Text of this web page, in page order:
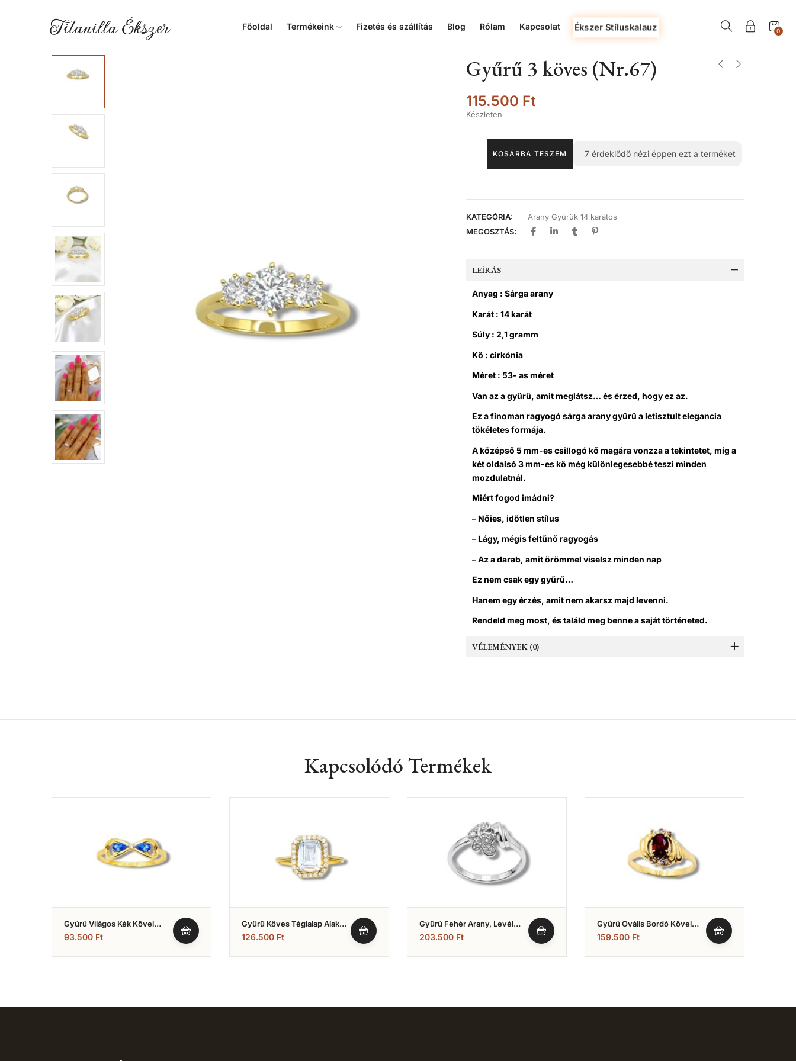
Titanilla Ékszer Főoldal Termékeink Fizetés és szállítás Blog Rólam Kapcsolat Ékszer Stíluskalauz 0
Gyűrű 3 köves (Nr.67)
115.500 Ft
Készleten
KOSÁRBA TESZEM 7 érdeklődő nézi éppen ezt a terméket
KATEGÓRIA:
Arany Gyűrűk 14 karátos
MEGOSZTÁS:
LEÍRÁS
Anyag : Sárga arany
Karát : 14 karát
Súly : 2,1 gramm
Kő : cirkónia
Méret : 53- as méret
Van az a gyűrű, amit meglátsz… és érzed, hogy ez az.
Ez a finoman ragyogó sárga arany gyűrű a letisztult elegancia
tökéletes formája.
A középső 5 mm-es csillogó kő magára vonzza a tekintetet, míg a
két oldalsó 3 mm-es kő még különlegesebbé teszi minden
mozdulatnál.
Miért fogod imádni?
– Nőies, időtlen stílus
– Lágy, mégis feltűnő ragyogás
– Az a darab, amit örömmel viselsz minden nap
Ez nem csak egy gyűrű…
Hanem egy érzés, amit nem akarsz majd levenni.
Rendeld meg most, és találd meg benne a saját történeted.
VÉLEMÉNYEK (0)
Kapcsolódó Termékek
Gyűrű Világos Kék Kővel
(Nr.10)
93.500 Ft
Gyűrű Köves Téglalap Alakú
(Nr.8)
126.500 Ft
Gyűrű Fehér Arany, Levél
Dísszel (Nr.7)
203.500 Ft
Gyűrű Ovális Bordó Kővel
(Nr.13)
159.500 Ft